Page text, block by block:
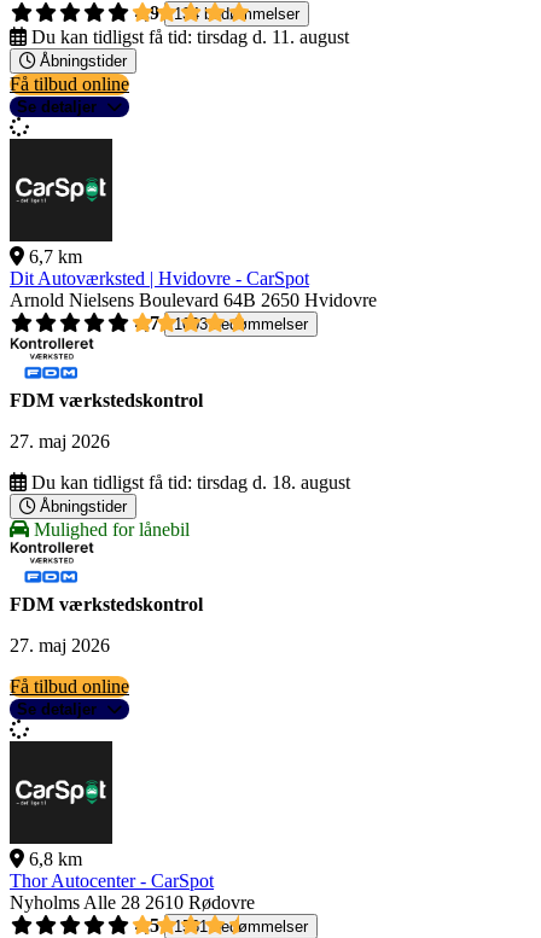
4,9
134 bedømmelser
Du kan tidligst få tid: tirsdag d. 11. august
Åbningstider
Få tilbud online
Se detaljer
6,7 km
Dit Autoværksted | Hvidovre - CarSpot
Arnold Nielsens Boulevard 64B 2650 Hvidovre
4,7
1003 bedømmelser
FDM værkstedskontrol
27. maj 2026
Du kan tidligst få tid: tirsdag d. 18. august
Åbningstider
Mulighed for lånebil
FDM værkstedskontrol
27. maj 2026
Få tilbud online
Se detaljer
6,8 km
Thor Autocenter - CarSpot
Nyholms Alle 28 2610 Rødovre
4,5
1561 bedømmelser